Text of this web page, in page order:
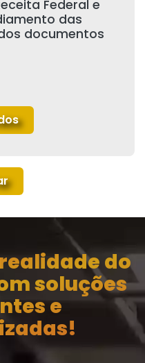
Federal e
das
documentos
do
soluções
e